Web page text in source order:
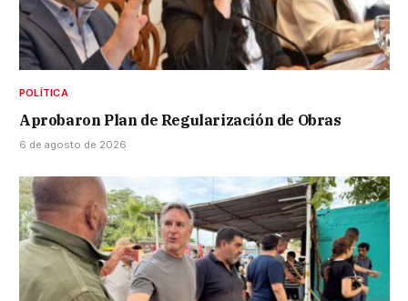
POLÍTICA
Aprobaron Plan de Regularización de Obras
6 de agosto de 2026